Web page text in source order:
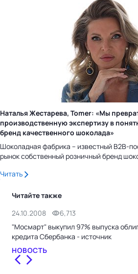
Наталья Жестарева, Tomer: «Мы
производственную экспертизу в
бренд качественного шоколада»
Шоколадная фабрика – известный B2B-
рынок собственный розничный бренд
Читать
Читайте также
24.10.2008
6,713
"Мосмарт" выкупил 97% выпуска
кредита Сбербанка - источник
НОВОСТЬ